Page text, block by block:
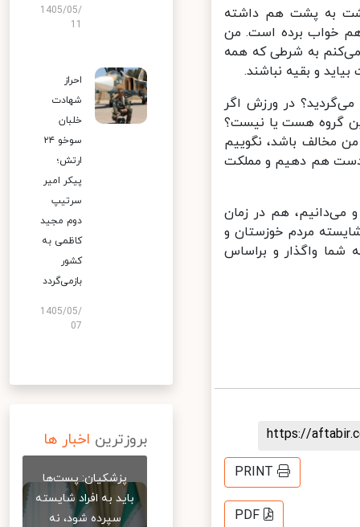
به پشت هم داشته
خواب برده است. من
به شرطی که همه
و بقیه نباشند.
در ورزش اگر
گروه هست یا نیست؟
مخالف باشد، نگوییم
دست هم دهیم و مملکت
هم در زمان
مردم خوزستان و
واگذار و براساس
https://
PRINT
PDF
1405/05/
احراز
شهادت
خلبان
سوخو ۲۴
ارتش؛
پیکر امیر
سرتیپ
دوم مجید
کاظمی به
کشور
بازمی‌گردد
1405/05/
07
بروزترین اخبار ها
پزشکیان: پست‌ها
باید به افراد شایسته
سپرده شود، نه